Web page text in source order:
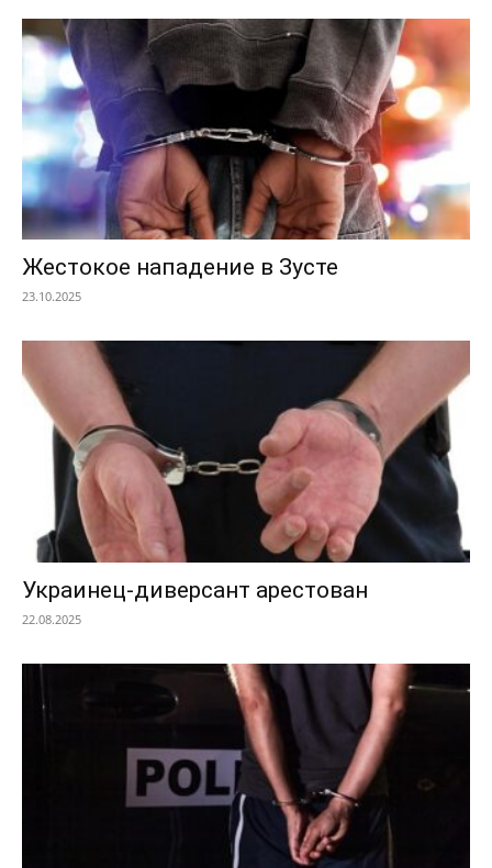
Жестокое нападение в Зусте
23.10.2025
Украинец-диверсант арестован
22.08.2025